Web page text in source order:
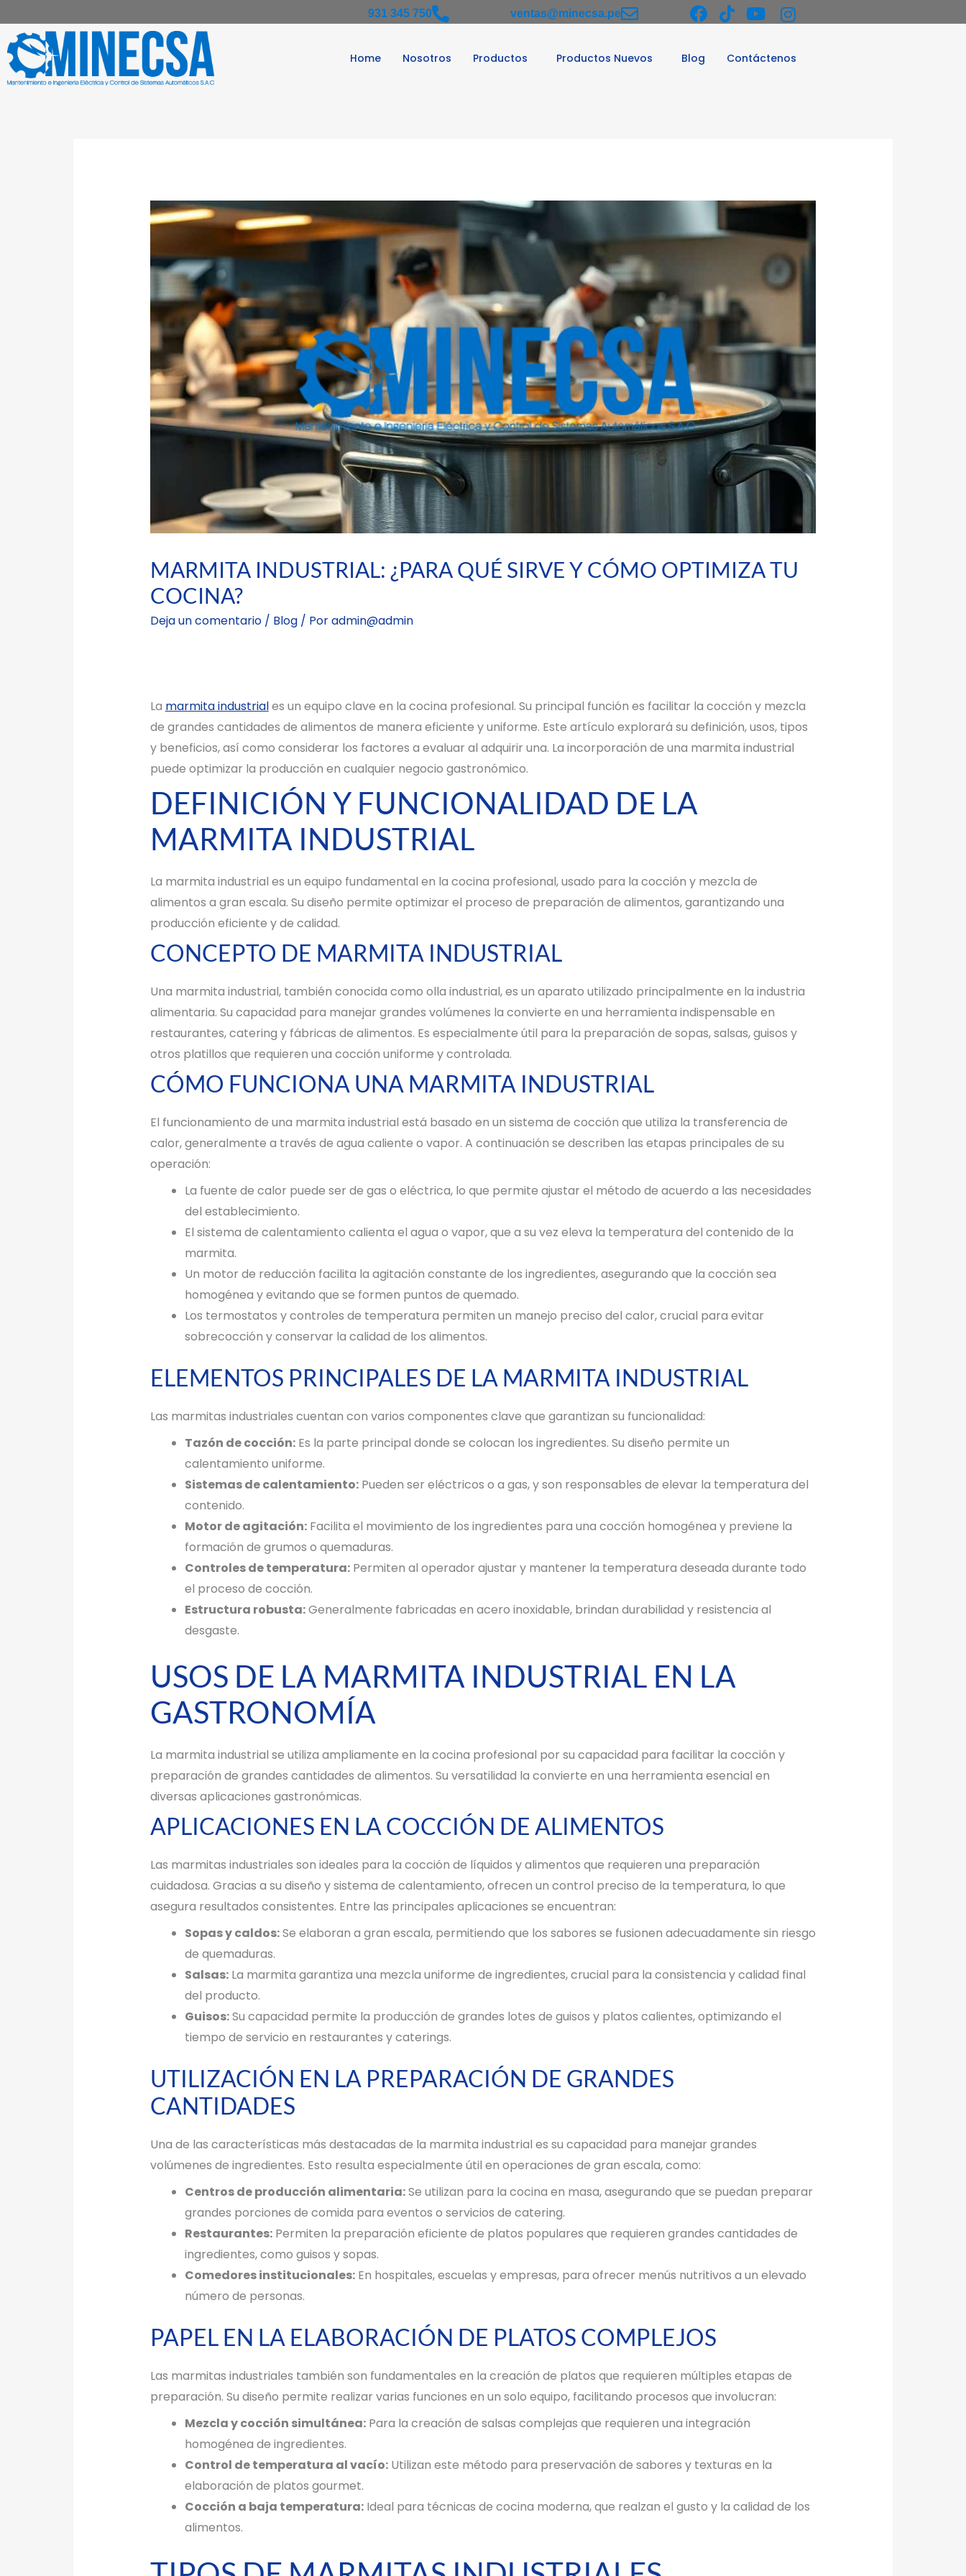
931 345 750 ventas@minecsa.pe
Home Nosotros Productos Productos Nuevos Blog Contáctenos
MARMITA INDUSTRIAL: ¿PARA QUÉ SIRVE Y CÓMO OPTIMIZA TU
COCINA?
Deja un comentario / Blog/ Poradmin@admin
La marmita industriales un equipo clave en la cocina profesional. Su principal función es facilitar la cocción y mezcla
de grandes cantidades de alimentos de manera eficiente y uniforme. Este artículo explorará su definición, usos, tipos
y beneficios, así como considerar los factores a evaluar al adquirir una. La incorporación de una marmita industrial
puede optimizar la producción en cualquier negocio gastronómico.
DEFINICIÓN Y FUNCIONALIDAD DE LA
MARMITA INDUSTRIAL
La marmita industrial es un equipo fundamental en la cocina profesional, usado para la cocción y mezcla de
alimentos a gran escala. Su diseño permite optimizar el proceso de preparación de alimentos, garantizando una
producción eficiente y de calidad.
CONCEPTO DE MARMITA INDUSTRIAL
Una marmita industrial, también conocida como olla industrial, es un aparato utilizado principalmente en la industria
alimentaria. Su capacidad para manejar grandes volúmenes la convierte en una herramienta indispensable en
restaurantes, catering y fábricas de alimentos. Es especialmente útil para la preparación de sopas, salsas, guisos y
otros platillos que requieren una cocción uniforme y controlada.
CÓMO FUNCIONA UNA MARMITA INDUSTRIAL
El funcionamiento de una marmita industrial está basado en un sistema de cocción que utiliza la transferencia de
calor, generalmente a través de agua caliente o vapor. A continuación se describen las etapas principales de su
operación:
La fuente de calor puede ser de gas o eléctrica, lo que permite ajustar el método de acuerdo a las necesidades
del establecimiento.
El sistema de calentamiento calienta el agua o vapor, que a su vez eleva la temperatura del contenido de la
marmita.
Un motor de reducción facilita la agitación constante de los ingredientes, asegurando que la cocción sea
homogénea y evitando que se formen puntos de quemado.
Los termostatos y controles de temperatura permiten un manejo preciso del calor, crucial para evitar
sobrecocción y conservar la calidad de los alimentos.
ELEMENTOS PRINCIPALES DE LA MARMITA INDUSTRIAL
Las marmitas industriales cuentan con varios componentes clave que garantizan su funcionalidad:
Tazón de cocción:Es la parte principal donde se colocan los ingredientes. Su diseño permite un
calentamiento uniforme.
Sistemas de calentamiento:Pueden ser eléctricos o a gas, y son responsables de elevar la temperatura del
contenido.
Motor de agitación:Facilita el movimiento de los ingredientes para una cocción homogénea y previene la
formación de grumos o quemaduras.
Controles de temperatura:Permiten al operador ajustar y mantener la temperatura deseada durante todo
el proceso de cocción.
Estructura robusta:Generalmente fabricadas en acero inoxidable, brindan durabilidad y resistencia al
desgaste.
USOS DE LA MARMITA INDUSTRIAL EN LA
GASTRONOMÍA
La marmita industrial se utiliza ampliamente en la cocina profesional por su capacidad para facilitar la cocción y
preparación de grandes cantidades de alimentos. Su versatilidad la convierte en una herramienta esencial en
diversas aplicaciones gastronómicas.
APLICACIONES EN LA COCCIÓN DE ALIMENTOS
Las marmitas industriales son ideales para la cocción de líquidos y alimentos que requieren una preparación
cuidadosa. Gracias a su diseño y sistema de calentamiento, ofrecen un control preciso de la temperatura, lo que
asegura resultados consistentes. Entre las principales aplicaciones se encuentran:
Sopas y caldos:Se elaboran a gran escala, permitiendo que los sabores se fusionen adecuadamente sin riesgo
de quemaduras.
Salsas:La marmita garantiza una mezcla uniforme de ingredientes, crucial para la consistencia y calidad final
del producto.
Guisos:Su capacidad permite la producción de grandes lotes de guisos y platos calientes, optimizando el
tiempo de servicio en restaurantes y caterings.
UTILIZACIÓN EN LA PREPARACIÓN DE GRANDES
CANTIDADES
Una de las características más destacadas de la marmita industrial es su capacidad para manejar grandes
volúmenes de ingredientes. Esto resulta especialmente útil en operaciones de gran escala, como:
Centros de producción alimentaria:Se utilizan para la cocina en masa, asegurando que se puedan preparar
grandes porciones de comida para eventos o servicios de catering.
Restaurantes:Permiten la preparación eficiente de platos populares que requieren grandes cantidades de
ingredientes, como guisos y sopas.
Comedores institucionales:En hospitales, escuelas y empresas, para ofrecer menús nutritivos a un elevado
número de personas.
PAPEL EN LA ELABORACIÓN DE PLATOS COMPLEJOS
Las marmitas industriales también son fundamentales en la creación de platos que requieren múltiples etapas de
preparación. Su diseño permite realizar varias funciones en un solo equipo, facilitando procesos que involucran:
Mezcla y cocción simultánea:Para la creación de salsas complejas que requieren una integración
homogénea de ingredientes.
Control de temperatura al vacío:Utilizan este método para preservación de sabores y texturas en la
elaboración de platos gourmet.
Cocción a baja temperatura:Ideal para técnicas de cocina moderna, que realzan el gusto y la calidad de los
alimentos.